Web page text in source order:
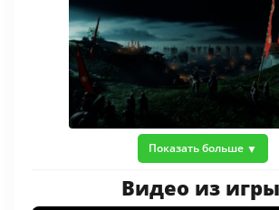
Показать больше
Видео из